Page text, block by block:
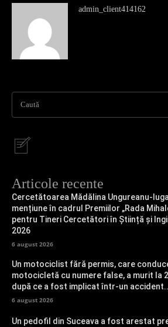
admin_client414162
Caută
Articole recente
Cercetătoarea Mădălina Ungureanu-
mențiune în cadrul Premiilor „Rada
pentru Tineri Cercetători în Știință și
2026
6 august 2026
Un motociclist fără permis, care
motocicletă cu numere false, a murit la
după ce a fost implicat într-un
6 august 2026
Un pedofil din Suceava a fost arestat